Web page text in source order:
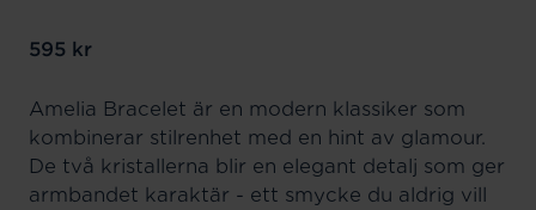
Pris :595 kr
595 kr
Amelia Bracelet är en modern klassiker som
kombinerar stilrenhet med en hint av glamour.
De två kristallerna blir en elegant detalj som ger
armbandet karaktär - ett smycke du aldrig vill